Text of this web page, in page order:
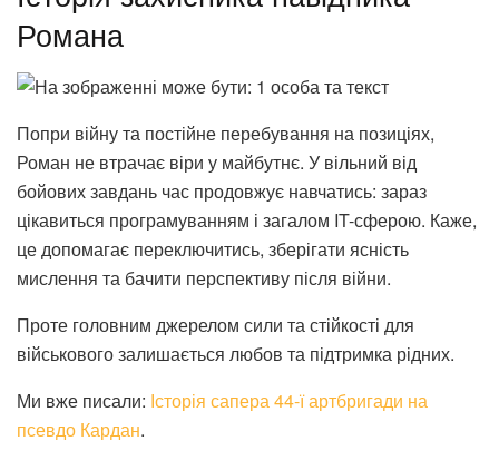
Романа
Попри війну та постійне перебування на позиціях,
Роман не втрачає віри у майбутнє. У вільний від
бойових завдань час продовжує навчатись: зараз
цікавиться програмуванням і загалом IT-сферою. Каже,
це допомагає переключитись, зберігати ясність
мислення та бачити перспективу після війни.
Проте головним джерелом сили та стійкості для
військового залишається любов та підтримка рідних.
Ми вже писали: Історія сапера 44-ї артбригади на
псевдо Кардан.